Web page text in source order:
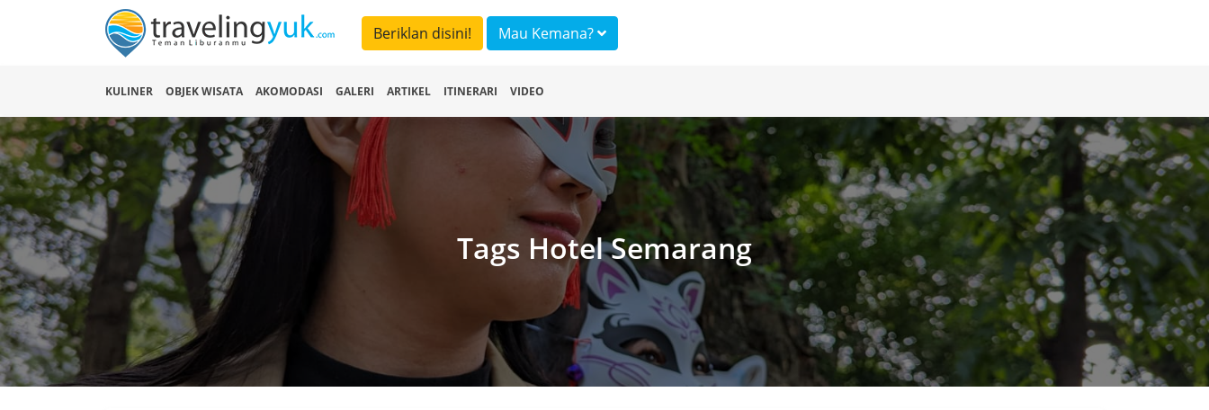
Beriklan disini! Mau Kemana?
KULINER OBJEK WISATA AKOMODASI GALERI ARTIKEL ITINERARI VIDEO
Tags Hotel Semarang